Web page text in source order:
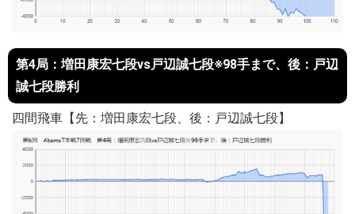
第4局：増田康宏七段vs戸辺誠七段※98手まで、後：戸辺
誠七段勝利
四間飛車【先：増田康宏七段、後：戸辺誠七段】